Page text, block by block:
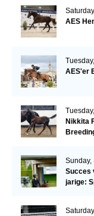
AES
AES'er
Nikkita
Sunday,
Succes
jarige: